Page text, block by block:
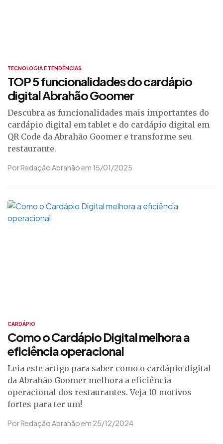
TECNOLOGIA E TENDÊNCIAS
TOP 5 funcionalidades do cardápio
digital Abrahão Goomer
Descubra as funcionalidades mais importantes do
cardápio digital em tablet e do cardápio digital em
QR Code da Abrahão Goomer e transforme seu
restaurante.
Por Redação Abrahão em 15/01/2025
CARDÁPIO
Como o Cardápio Digital melhora a
eficiência operacional
Leia este artigo para saber como o cardápio digital
da Abrahão Goomer melhora a eficiência
operacional dos restaurantes. Veja 10 motivos
fortes para ter um!
Por Redação Abrahão em 25/12/2024